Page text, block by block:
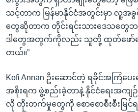
သင့်တာက မြန်မာနိုင်ငံအတွင်းမှာ လူ့အခွ
တွေဆိုတာက တိုင်းရင်းသားဒေသတွေဘ
ဒါတွေအတွက်ကိုလည်း သူတို့ ထုတ်ဖော်ပ
တယ်။”
Kofi Annan ဦးဆောင်တဲ့ ရခိုင်အကြံပေ
အစိုးရက ဖွဲ့စည်းခဲ့တာနဲ့ နိုင်ငံရေးအက
လို တိုးတက်မှုတွေကို စောစောစီးစီးမြင်